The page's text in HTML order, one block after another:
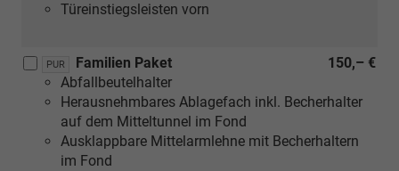
Türeinstiegsleisten vorn
PUR 150,– €
Familien Paket
Abfallbeutelhalter
Herausnehmbares Ablagefach inkl. Becherhalter
auf dem Mitteltunnel im Fond
Ausklappbare Mittelarmlehne mit Becherhaltern
im Fond